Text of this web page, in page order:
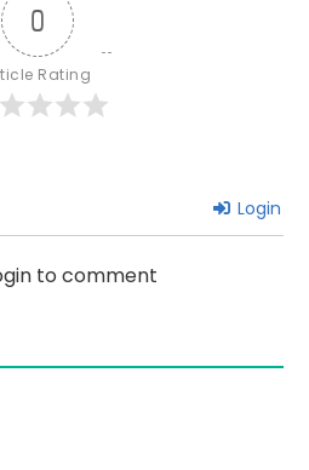
0
Rating
Login
to comment